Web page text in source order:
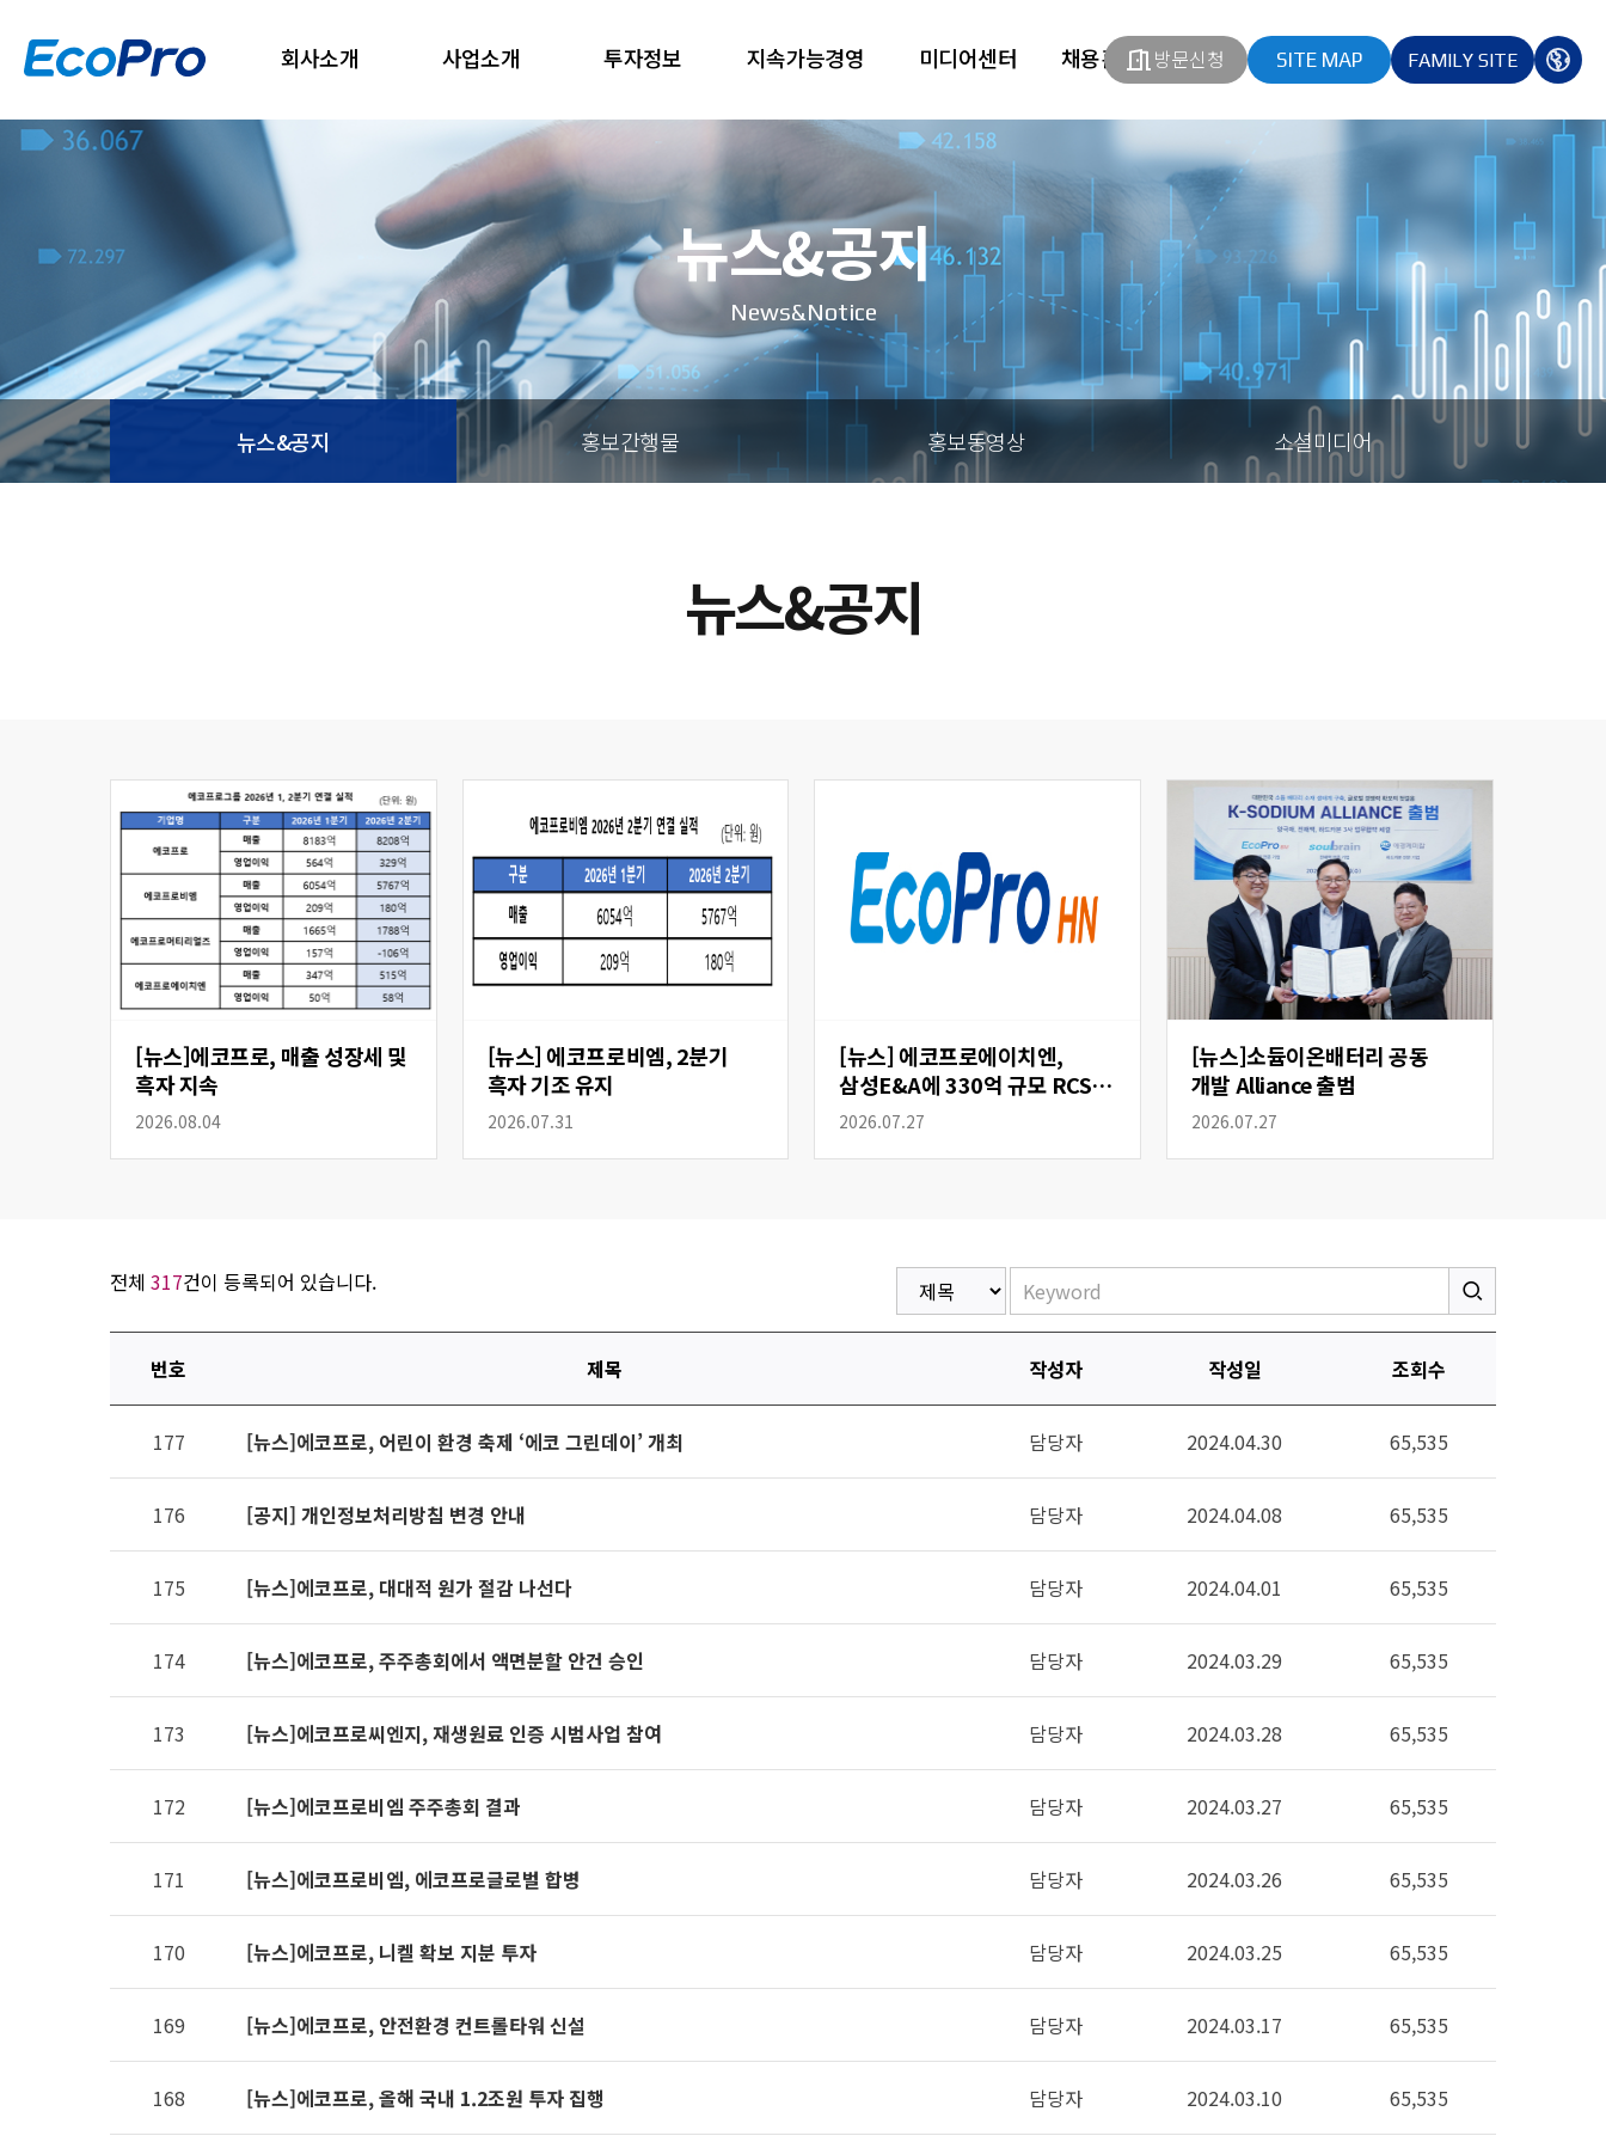
회사소개 사업소개 투자정보 지속가능경영 미디어센터 채용홈페이지방문신청 SITE MAP
열기 FAMILY SITE
열기
다국
뉴스&공지
News&Notice
뉴스&공지 홍보간행물 홍보동영상 소셜미디어
뉴스&공지
[뉴스]에코프로, 매출 성장세 및
흑자 지속
2026.08.04
[뉴스] 에코프로비엠, 2분기
흑자 기조 유지
2026.07.31
[뉴스] 에코프로에이치엔,
삼성E&A에 330억 규모 RCS
공급
2026.07.27
[뉴스]소듐이온배터리 공동
개발 Alliance 출범
2026.07.27
전체 317건이 등록되어 있습니다.
제목,
카테고리,
작성일
제공표
번호 제목 작성자 작성일 조회수
177 [뉴스]에코프로, 어린이 환경 축제 ‘에코 그린데이’ 개최 담당자 2024.04.30 65,535
176 [공지] 개인정보처리방침 변경 안내 담당자 2024.04.08 65,535
175 [뉴스]에코프로, 대대적 원가 절감 나선다 담당자 2024.04.01 65,535
174 [뉴스]에코프로, 주주총회에서 액면분할 안건 승인 담당자 2024.03.29 65,535
173 [뉴스]에코프로씨엔지, 재생원료 인증 시범사업 참여 담당자 2024.03.28 65,535
172 [뉴스]에코프로비엠 주주총회 결과 담당자 2024.03.27 65,535
171 [뉴스]에코프로비엠, 에코프로글로벌 합병 담당자 2024.03.26 65,535
170 [뉴스]에코프로, 니켈 확보 지분 투자 담당자 2024.03.25 65,535
169 [뉴스]에코프로, 안전환경 컨트롤타워 신설 담당자 2024.03.17 65,535
168 [뉴스]에코프로, 올해 국내 1.2조원 투자 집행 담당자 2024.03.10 65,535